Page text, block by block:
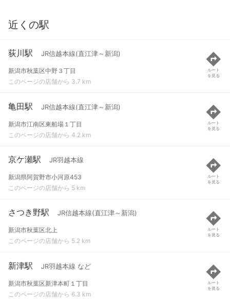
近くの駅
荻川駅 JR信越本線(直江津～新潟)
新潟市秋葉区中野３丁目
このページの店舗から 3.7 km
ルート
を見る
亀田駅 JR信越本線(直江津～新潟)
新潟市江南区東船場１丁目
このページの店舗から 4.2 km
ルート
を見る
京ケ瀬駅 JR羽越本線
新潟県阿賀野市小河原453
このページの店舗から 5 km
ルート
を見る
さつき野駅 JR信越本線(直江津～新潟)
新潟市秋葉区北上
このページの店舗から 5.2 km
ルート
を見る
新津駅 JR羽越本線 など
新潟市秋葉区新津本町１丁目
このページの店舗から 6.3 km
ルート
を見る